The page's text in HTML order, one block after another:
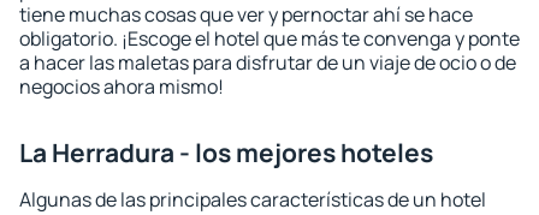
tiene muchas cosas que ver y pernoctar ahí se hace
obligatorio. ¡Escoge el hotel que más te convenga y ponte
a hacer las maletas para disfrutar de un viaje de ocio o de
negocios ahora mismo!
La Herradura - los mejores hoteles
Algunas de las principales características de un hotel